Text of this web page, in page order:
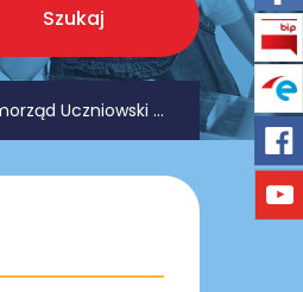
Szukaj
Uczniowski ...